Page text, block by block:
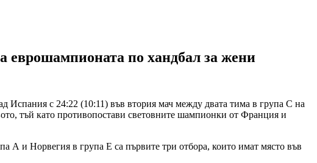
eврошампионата по хандбал за жени
Испания с 24:22 (10:11) във втория мач между двата тима в група С на
тъй като противопостави световните шампионки от Франция и
А и Норвегия в група Е са първите три отбора, които имат място във